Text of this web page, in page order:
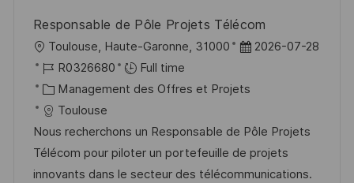
o
n
c
h
g
d
u
p
o
s
t
e
e
Responsable de Pôle Projets Télécom
o
c
a
l
i
s
Toulouse, Haute-Garonne, 31000
D
t
d
’
a
2026-07-28
R
é
f
é
r
e
R0326680
Full time
C
a
t
é
g
Management des Offres et Projets
Toulouse
Nous recherchons un Responsable de Pôle Projets
Télécom pour piloter un portefeuille de projets
innovants dans le secteur des télécommunications.